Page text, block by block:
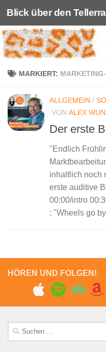
Unter dem Inhalt
Blick über den
MARKIERT:
ALLGEMEIN /
VON ALEX
Der erste
"Endlich
inhaltlich noch
erste auditive
00:00/intro
: "Wheels go
HÖREN UND FOLGEN!
Suchen
nach: